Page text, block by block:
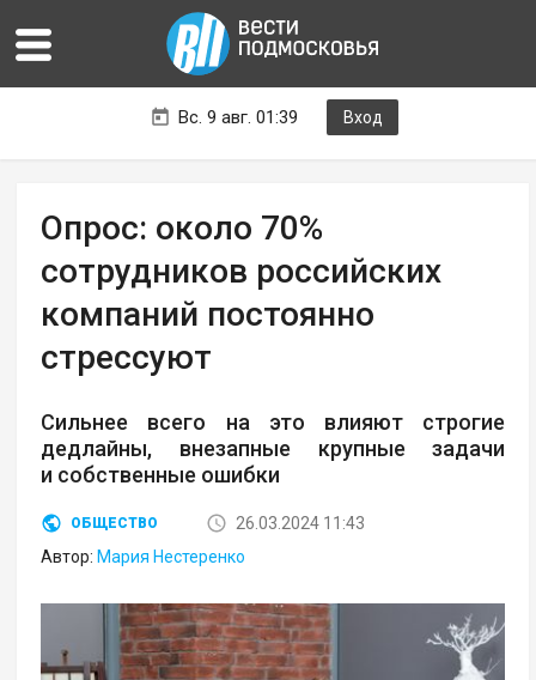
Вс. 9 авг. 01:39 Вход
Опрос: около 70%
сотрудников российских
компаний постоянно
стрессуют
Сильнее всего на это влияют строгие
дедлайны, внезапные крупные задачи
и собственные ошибки
ОБЩЕСТВО
26.03.2024 11:43
Автор: Мария Нестеренко